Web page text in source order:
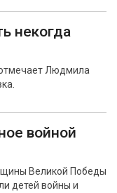
некогда
Людмила
войной
Великой Победы
детей войны и